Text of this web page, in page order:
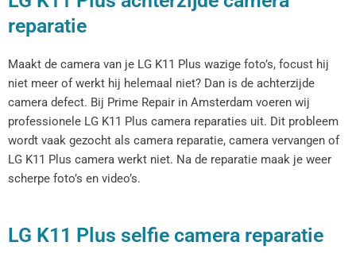
reparatie
Maakt de camera van je LG K11 Plus wazige foto’s, focust hij
niet meer of werkt hij helemaal niet? Dan is de achterzijde
camera defect. Bij Prime Repair in Amsterdam voeren wij
professionele LG K11 Plus camera reparaties uit. Dit probleem
wordt vaak gezocht als camera reparatie, camera vervangen of
LG K11 Plus camera werkt niet. Na de reparatie maak je weer
scherpe foto’s en video’s.
LG K11 Plus selfie camera reparatie